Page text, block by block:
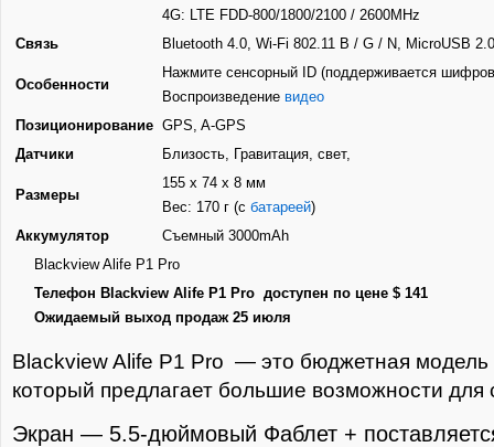
4G: LTE FDD-800/1800/2100 / 2600MHz
Связь
Bluetooth 4.0, Wi-Fi 802.11 B / G / N, MicroUSB 2.0
Особенности
Нажмите сенсорный ID (поддерживается
Воспроизведение видео
Позиционирование GPS, A-GPS
Датчики
Близость, Гравитация, свет,
Размеры
155 х 74 х 8 мм
Вес: 170 г (с батареей)
Аккумулятор
Съемный 3000mAh
Blackview Alife Р1 Pro
Телефон Blackview Alife Р1 Pro доступен по цене $ 141
Ожидаемый выход продаж 25 июля
Blackview Alife Р1 Pro — это бюджетная
который предлагает большие возможности для
Экран — 5.5-дюймовый Фаблет +